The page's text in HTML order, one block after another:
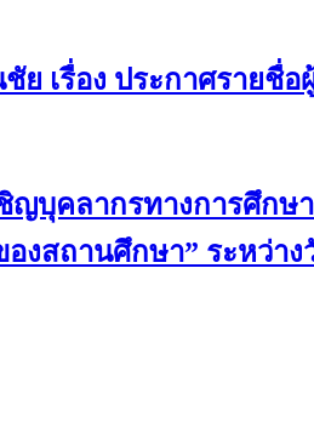
ย เรื่อง ประกาศรายชื่
บุคลากรทางการศึกษา
สถานศึกษา” ระหว่า